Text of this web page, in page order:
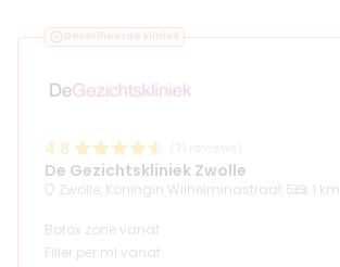
Geverifieerde kliniek
4.8
De Gezichtskliniek Zwolle
Zwolle, Koningin Wilhelminastraat 5 1 km
Botox zone vanaf
Filler per ml vanaf